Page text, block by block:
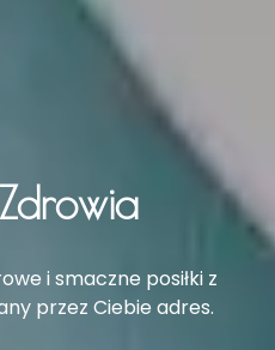
i smaczne posiłki z
przez Ciebie adres.